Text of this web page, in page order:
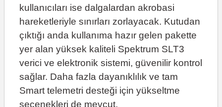
kullanıcıları ise dalgalardan akrobasi
hareketleriyle sınırları zorlayacak. Kutudan
çıktığı anda kullanıma hazır gelen pakette
yer alan yüksek kaliteli Spektrum SLT3
verici ve elektronik sistemi, güvenilir kontrol
sağlar. Daha fazla dayanıklılık ve tam
Smart telemetri desteği için yükseltme
seçenekleri de mevcut.